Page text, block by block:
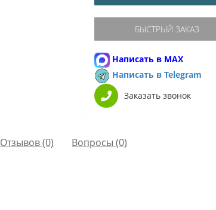
БЫСТРЫЙ ЗАКАЗ
Написать в MAX
Написать в Telegram
Заказать звонок
Отзывов (0) Вопросы (0)